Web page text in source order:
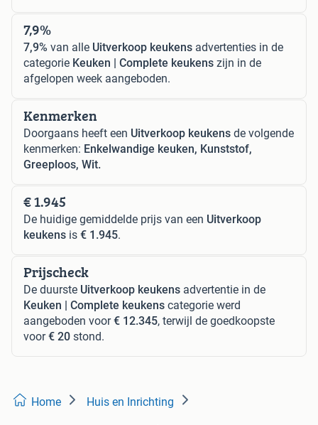
7,9%
7,9% van alle Uitverkoop keukens advertenties in de
categorie Keuken | Complete keukens zijn in de
afgelopen week aangeboden.
Kenmerken
Doorgaans heeft een Uitverkoop keukens de volgende
kenmerken: Enkelwandige keuken, Kunststof,
Greeploos, Wit.
€ 1.945
De huidige gemiddelde prijs van een Uitverkoop
keukens is € 1.945.
Prijscheck
De duurste Uitverkoop keukens advertentie in de
Keuken | Complete keukens categorie werd
aangeboden voor€ 12.345, terwijl de goedkoopste
voor€ 20 stond.
Home Huis en Inrichting